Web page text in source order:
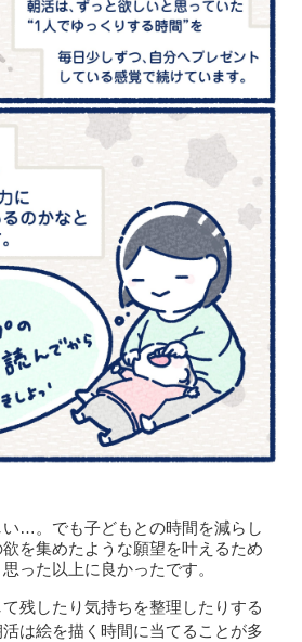
…。でも子どもとの時間を減らし
を集めたような願望を叶えるため
った以上に良かったです。
残したり気持ちを整理したりする
は絵を描く時間に当てることが多